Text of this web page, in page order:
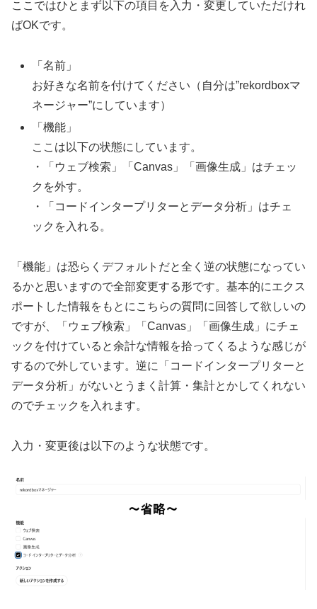
ここではひとまず以下の項目を入力・変更していただけれ
ばOKです。
「名前」
お好きな名前を付けてください（自分は”rekordboxマ
ネージャー”にしています）
「機能」
ここは以下の状態にしています。
・「ウェブ検索」「Canvas」「画像生成」はチェッ
クを外す。
・「コードインタープリターとデータ分析」はチェ
ックを入れる。
「機能」は恐らくデフォルトだと全く逆の状態になってい
るかと思いますので全部変更する形です。基本的にエクス
ポートした情報をもとにこちらの質問に回答して欲しいの
ですが、「ウェブ検索」「Canvas」「画像生成」にチェ
ックを付けていると余計な情報を拾ってくるような感じが
するので外しています。逆に「コードインタープリターと
データ分析」がないとうまく計算・集計とかしてくれない
のでチェックを入れます。
入力・変更後は以下のような状態です。